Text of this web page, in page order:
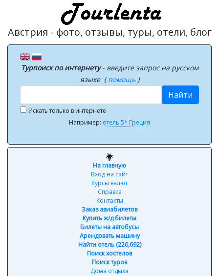
Австрия - фото, отзывы, туры, отели, блог
Турпоиск по интернету- введите запрос на русском
языке (помощь )
Найти
Искать только в интернете
Например: отель 5* Греция
На главную
Вход на сайт
Курсы валют
Справка
Контакты
Заказ авиабилетов
Купить ж/д билеты
Билеты на автобусы
Арендовать машину
Найти отель (226,692)
Поиск хостелов
Поиск туров
Дома отдыха